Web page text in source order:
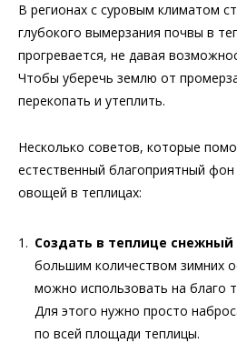
В регионах с суровым климатом
глубокого вымерзания почвы в
прогревается, не давая
Чтобы уберечь землю от
перекопать и утеплить.
Несколько советов, которые
естественный благоприятный
овощей в теплицах:
Создать в теплице снежный
большим количеством зимних
можно использовать на благо
Для этого нужно просто
по всей площади теплицы.